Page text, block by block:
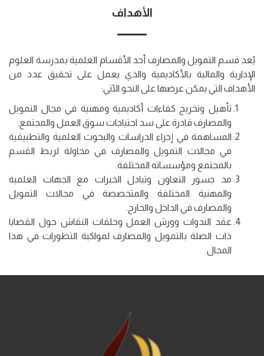
الأهداف
يُعد قسم التمويل والمصارف أحد الأقسام العلمية بمدرسة العلوم
الإدارية والمالية بالأكاديمية والذي يعمل على تحقيق عدد من
الأهداف التي يمكن عرضها على النحو الآتي:
تأهيل وتخريج كفاءات أكاديمية ومهنية في مجال التمويل
والمصارف قادرة على سد احتياجات سوق العمل والمجتمع.
المساهمة في إجراء الدراسات والبحوث العلمية والتطبيقية
في مجالات التمويل والمصارف في محاولة لربط القسم
بالمجتمع ومؤسساته المختلفة.
مد جسور التعاون وتبادل الخبرات مع الجهات العلمية
والمهنية المختلفة والمتخصصة في مجالات التمويل
والمصارف في الداخل والخارج.
عقد الندوات وورش العمل وحلقات النقاش حول القضايا
ذات الصلة بالتمويل والمصارف لمواكبة التطورات في هذا
المجال.